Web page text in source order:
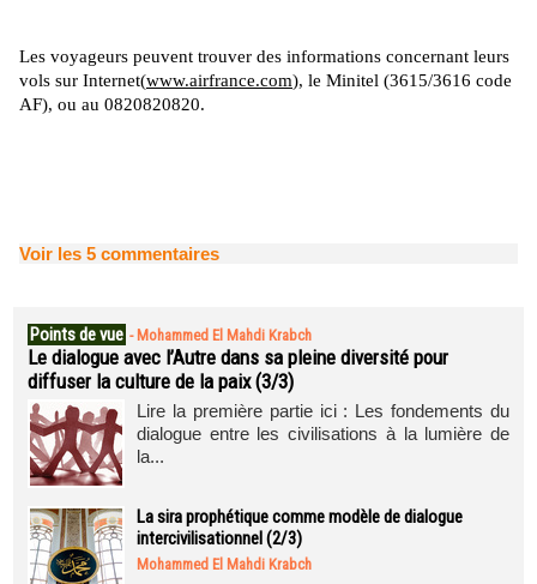
Les voyageurs peuvent trouver des informations concernant leurs
vols sur Internet(www.airfrance.com), le Minitel (3615/3616 code
AF), ou au 0820820820.
Voir les 5 commentaires
Points de vue - Mohammed El Mahdi Krabch
Le dialogue avec l’Autre dans sa pleine diversité pour
diffuser la culture de la paix (3/3)
Lire la première partie ici : Les fondements du
dialogue entre les civilisations à la lumière de
la...
La sira prophétique comme modèle de dialogue
intercivilisationnel (2/3)
Mohammed El Mahdi Krabch